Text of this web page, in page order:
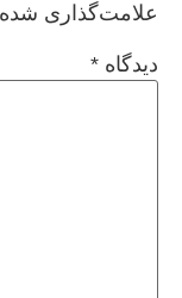
علامت‌گذاری
دیدگاه *